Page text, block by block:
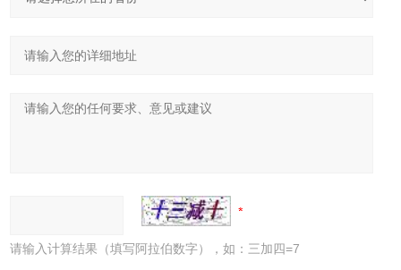
请输入计算结果（填写阿拉伯数字），如：三加四=7